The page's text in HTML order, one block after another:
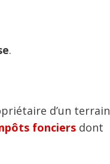
.
d’un terrain
fonciers dont